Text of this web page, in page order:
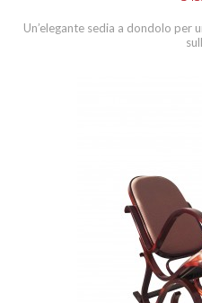
Un’elegante sedia a dondolo per